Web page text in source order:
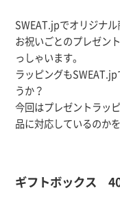
SWEAT.jpでオリジナ
お祝いごとのプレゼン
っしゃいます。
ラッピングも
うか？
今回はプレゼントラッ
品に対応しているのか
ギフトボックス